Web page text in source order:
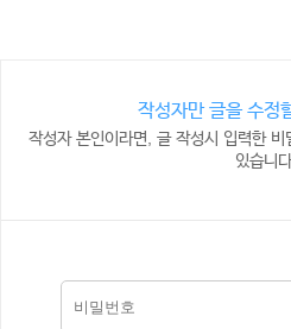
작성자만 글을 수정
작성자 본인이라면, 글 작성시 입력한
있습니